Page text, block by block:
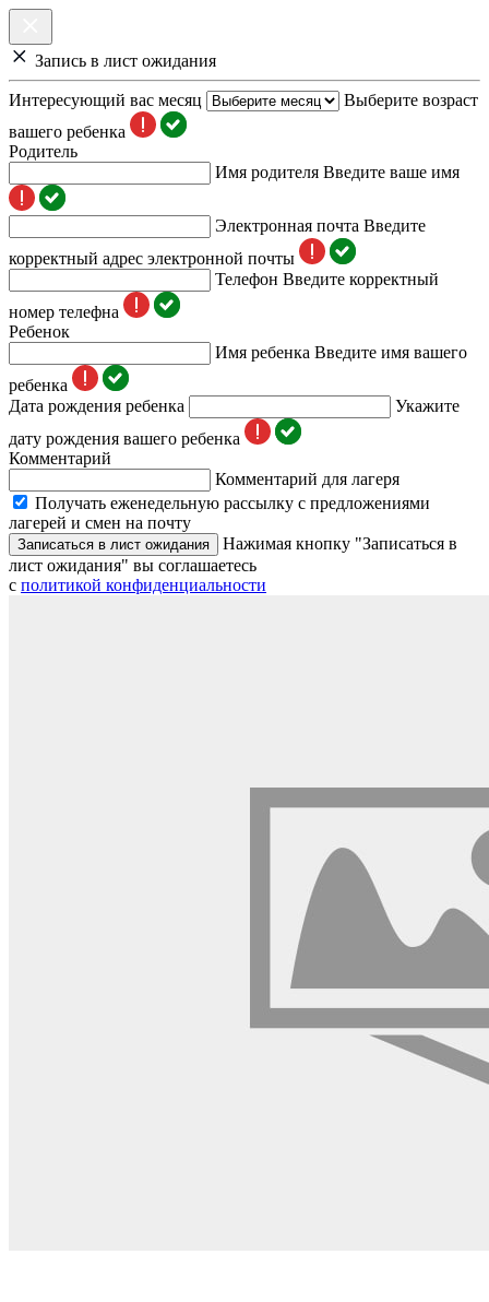
Запись в лист ожидания
Интересующий вас месяц
Выберите возраст
вашего ребенка
Родитель
Имя родителя Введите ваше имя
Электронная почта Введите
корректный адрес электронной почты
Телефон Введите корректный
номер телефна
Ребенок
Имя ребенка Введите имя вашего
ребенка
Дата рождения ребенка
Укажите
дату рождения вашего ребенка
Комментарий
Комментарий для лагеря
Получать еженедельную рассылку с предложениями
лагерей и смен на почту
Записаться в лист ожидания
Нажимая кнопку "Записаться в
лист ожидания" вы соглашаетесь
с политикой конфиденциальности